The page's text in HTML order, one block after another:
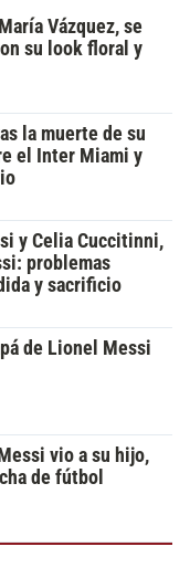
Vázquez, se
su look floral y
la muerte de su
el Inter Miami y
y Celia Cuccitinni,
problemas
y sacrificio
de Lionel Messi
vio a su hijo,
de fútbol